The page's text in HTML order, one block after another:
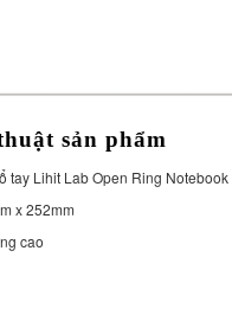
sản phẩm
tay Lihit Lab Open Ring
x 252mm
cao